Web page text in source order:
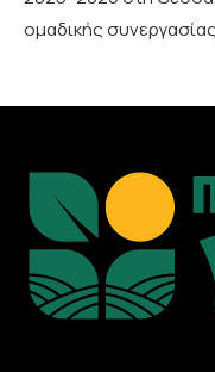
ομαδικής